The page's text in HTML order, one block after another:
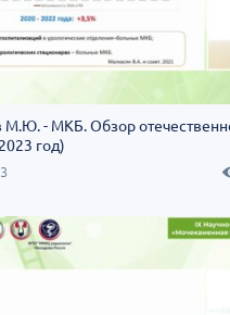
М.Ю. - МКБ. Обзор
год)